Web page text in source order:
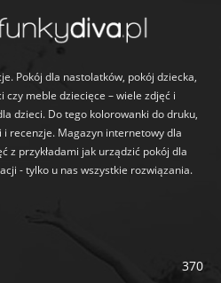
Pokój dla nastolatków, pokój dziecka,
czy meble dziecięce – wiele zdjęć i
dzieci. Do tego kolorowanki do druku,
recenzje. Magazyn internetowy dla
z przykładami jak urządzić pokój dla
- tylko u nas wszystkie rozwiązania.
370